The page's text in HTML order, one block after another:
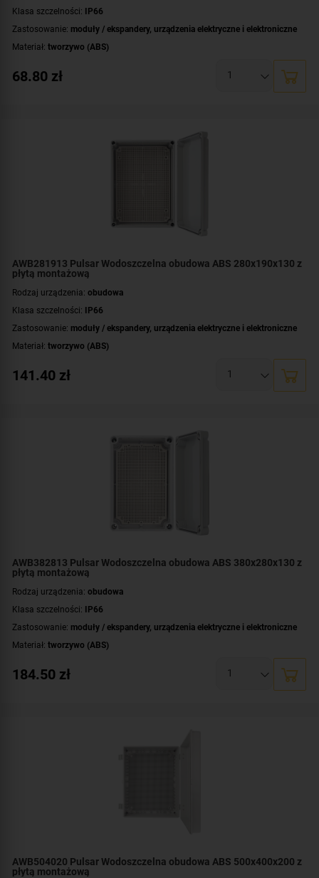
Klasa szczelności: IP66
Zastosowanie: moduły / ekspandery, urządzenia elektryczne i elektroniczne
Materiał: tworzywo (ABS)
Płyta montażowa, wymiary:
68.80 zł
AWB281913 Pulsar Wodoszczelna obudowa ABS 280x190x130 z
płytą montażową
Rodzaj urządzenia: obudowa
Klasa szczelności: IP66
Zastosowanie: moduły / ekspandery, urządzenia elektryczne i elektroniczne
Materiał: tworzywo (ABS)
Płyta montażowa, wymiary:
141.40 zł
AWB382813 Pulsar Wodoszczelna obudowa ABS 380x280x130 z
płytą montażową
Rodzaj urządzenia: obudowa
Klasa szczelności: IP66
Zastosowanie: moduły / ekspandery, urządzenia elektryczne i elektroniczne
Materiał: tworzywo (ABS)
Płyta montażowa, wymiary:
184.50 zł
AWB504020 Pulsar Wodoszczelna obudowa ABS 500x400x200 z
płytą montażową